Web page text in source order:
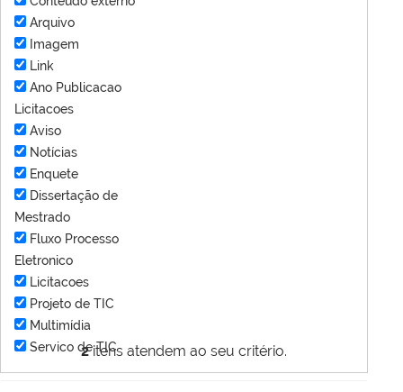
2itens atendem ao seu critério.
Arquivo
Imagem
Link
Ano Publicacao
Licitacoes
Aviso
Notícias
Enquete
Dissertação de
Mestrado
Fluxo Processo
Eletronico
Licitacoes
Projeto de TIC
Multimídia
Servico de TIC